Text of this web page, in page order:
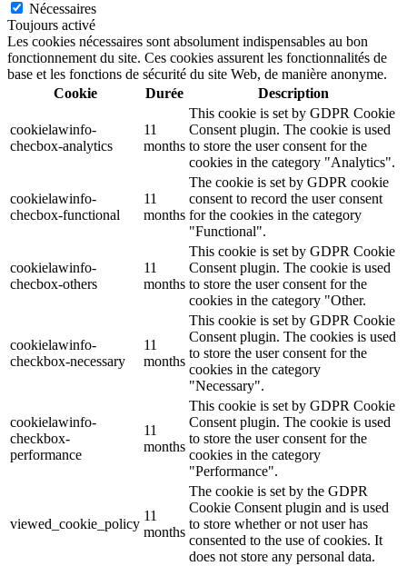
Nécessaires
Toujours activé
Les cookies nécessaires sont absolument indispensables au bon
fonctionnement du site. Ces cookies assurent les fonctionnalités de
base et les fonctions de sécurité du site Web, de manière anonyme.
Cookie
Durée Description
cookielawinfo-
checbox-analytics
11
months
This cookie is set by GDPR Cookie
Consent plugin. The cookie is used
to store the user consent for the
cookies in the category "Analytics".
cookielawinfo-
checbox-functional
11
months
The cookie is set by GDPR cookie
consent to record the user consent
for the cookies in the category
"Functional".
cookielawinfo-
checbox-others
11
months
This cookie is set by GDPR Cookie
Consent plugin. The cookie is used
to store the user consent for the
cookies in the category "Other.
cookielawinfo-
checkbox-necessary
11
months
This cookie is set by GDPR Cookie
Consent plugin. The cookies is used
to store the user consent for the
cookies in the category
"Necessary".
cookielawinfo-
checkbox-
performance
11
months
This cookie is set by GDPR Cookie
Consent plugin. The cookie is used
to store the user consent for the
cookies in the category
"Performance".
viewed_cookie_policy
11
months
The cookie is set by the GDPR
Cookie Consent plugin and is used
to store whether or not user has
consented to the use of cookies. It
does not store any personal data.